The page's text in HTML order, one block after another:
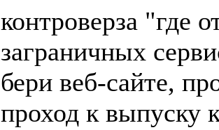
контроверза "где
заграничных
бери веб-сайте,
проход к выпуску